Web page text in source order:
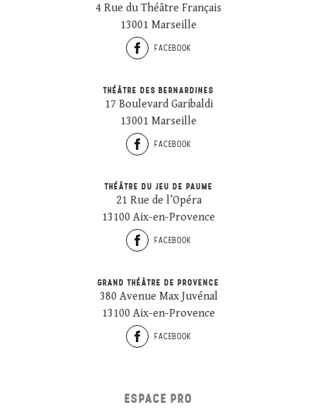
4 Rue du Théâtre Français
13001 Marseille
FACEBOOK
THÉÂTRE DES BERNARDINES
17 Boulevard Garibaldi
13001 Marseille
FACEBOOK
THÉÂTRE DU JEU DE PAUME
21 Rue de l’Opéra
13100 Aix-en-Provence
FACEBOOK
GRAND THÉÂTRE DE PROVENCE
380 Avenue Max Juvénal
13100 Aix-en-Provence
FACEBOOK
ESPACE PRO